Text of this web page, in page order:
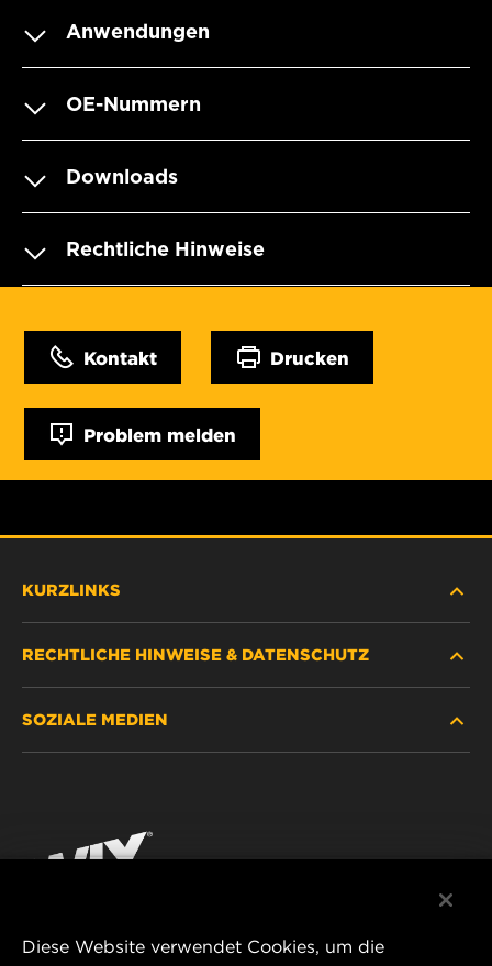
Anwendungen
OE-Nummern
Downloads
Rechtliche Hinweise
Kontakt Drucken
Problem melden
KURZLINKS
HÄNDLERSUCHE
KONTAKT
RECHTLICHE HINWEISE & DATENSCHUTZ
IMPRESSUM
SOZIALE MEDIEN
YouTube
Diese Website verwendet Cookies, um die